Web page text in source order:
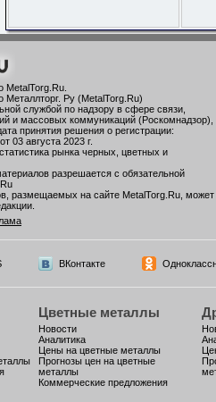
MetalTorg.Ru
Металлторг. Ру (MetalTorg.Ru)
службой по надзору в сфере связи,
и массовых коммуникаций (Роскомнадзор),
принятия решения о регистрации:
03 августа 2023 г.
рынка черных, цветных и
разрешается с обязательной
размещаемых на сайте MetalTorg.Ru, может
ВКонтакте
Цветные металлы
Новости
Аналитика
Цены на цветные металлы
Прогнозы цен на цветные
металлы
Коммерческие предложения